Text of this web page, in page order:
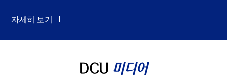
자세히 보기
DCU 미디어